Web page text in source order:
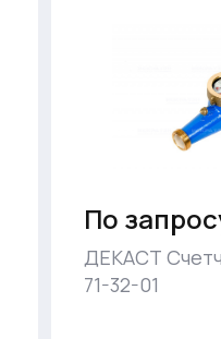
По
ДЕКАСТ
71-32-01